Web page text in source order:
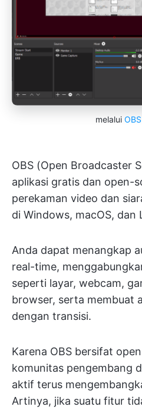
melalui
OBS (Open Broadcaster
aplikasi gratis dan open-
perekaman video dan
di Windows, macOS, dan
Anda dapat menangkap
real-time,
seperti layar, webcam,
browser, serta membuat
dengan transisi.
Karena OBS bersifat
komunitas pengembang
aktif terus
Artinya, jika suatu fitur